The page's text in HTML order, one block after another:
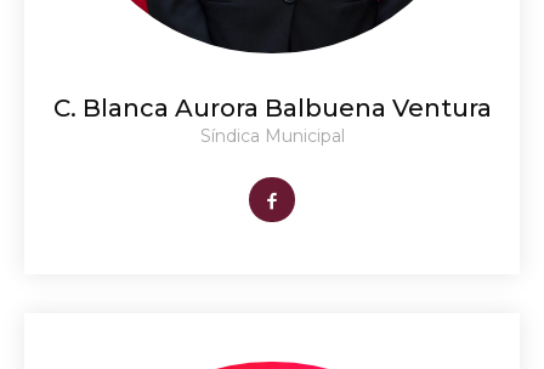
C. Blanca Aurora Balbuena Ventura
Síndica Municipal